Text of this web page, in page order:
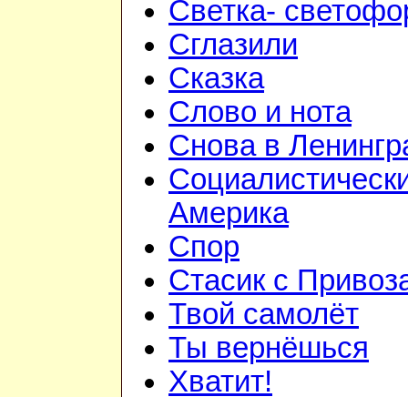
Светка-
Сглазили
Сказка
Слово и нота
Снова в
Америка
Спор
Стасик с
Твой самолёт
Ты вернёшься
Хватит!